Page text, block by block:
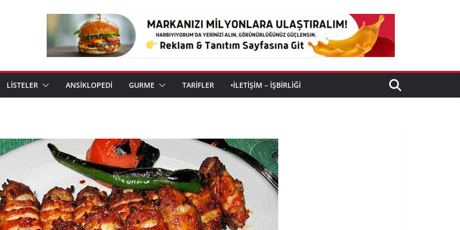
LİSTELER ANSİKLOPEDİ GURME TARİFLER •İLETIŞIM – İŞBIRLIĞI